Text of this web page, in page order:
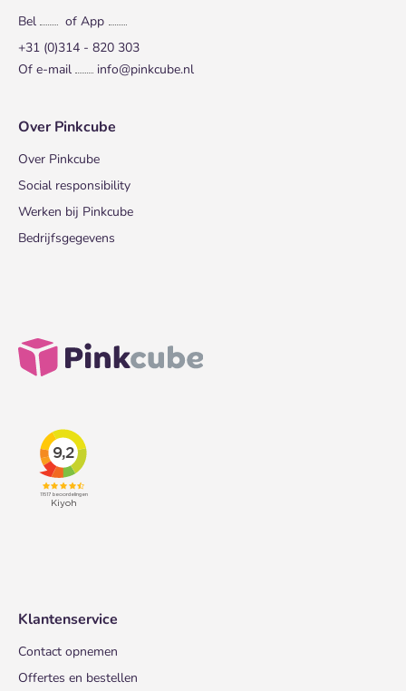
Bel
of App
+31 (0)314 - 820 303
Of e-mail
info@pinkcube.nl
Over Pinkcube
Over Pinkcube
Social responsibility
Werken bij Pinkcube
Bedrijfsgegevens
Klantenservice
Contact opnemen
Offertes en bestellen